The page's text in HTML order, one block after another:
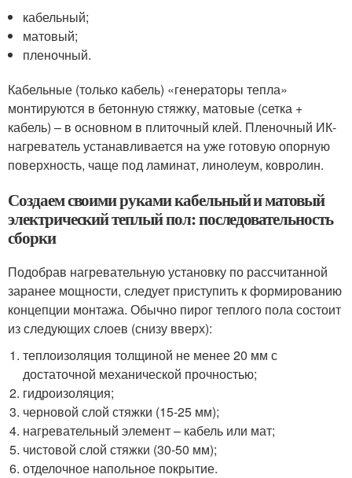
кабельный;
матовый;
пленочный.
Кабельные (только кабель) «генераторы тепла»
монтируются в бетонную стяжку, матовые (сетка +
кабель) – в основном в плиточный клей. Пленочный ИК-
нагреватель устанавливается на уже готовую опорную
поверхность, чаще под ламинат, линолеум, ковролин.
Создаем своими руками кабельный и матовый
электрический теплый пол: последовательность
сборки
Подобрав нагревательную установку по рассчитанной
заранее мощности, следует приступить к формированию
концепции монтажа. Обычно пирог теплого пола состоит
из следующих слоев (снизу вверх):
теплоизоляция толщиной не менее 20 мм с
достаточной механической прочностью;
гидроизоляция;
черновой слой стяжки (15-25 мм);
нагревательный элемент – кабель или мат;
чистовой слой стяжки (30-50 мм);
отделочное напольное покрытие.